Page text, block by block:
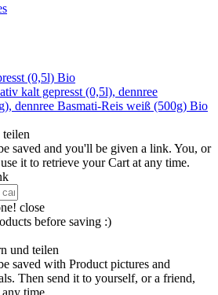
(0,5l) Bio
Basmati-Reis weiß (500g) Bio
teilen
saved and you'll be given a link. You, or
it to retrieve your Cart at any time.
close
before saving :)
und teilen
saved with Product pictures and
Then send it to yourself, or a friend,
time.